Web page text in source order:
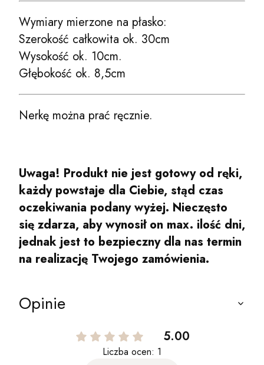
Wymiary mierzone na płasko:
Szerokość całkowita ok. 30cm
Wysokość ok. 10cm.
Głębokość ok. 8,5cm
Nerkę można prać ręcznie.
Uwaga! Produkt nie jest gotowy od ręki,
każdy powstaje dla Ciebie, stąd czas
oczekiwania podany wyżej. Nieczęsto
się zdarza, aby wynosił on max. ilość dni,
jednak jest to bezpieczny dla nas termin
na realizację Twojego zamówienia.
Opinie
5.00
Liczba ocen: 1